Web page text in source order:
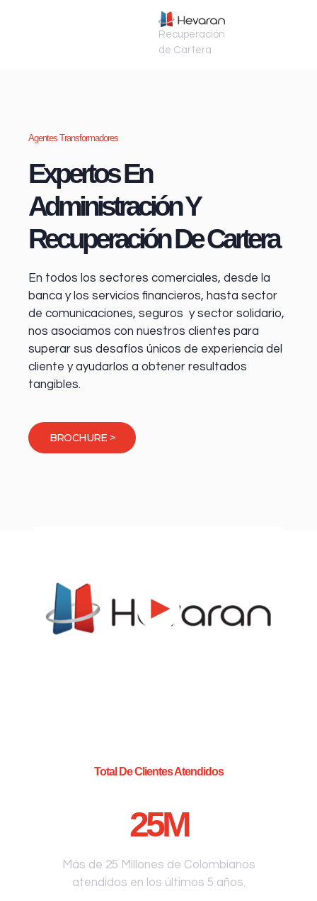
Recuperación
de Cartera
Agentes Transformadores
Expertos En
Administración Y
Recuperación De Cartera
En todos los sectores comerciales, desde la
banca y los servicios financieros, hasta sector
de comunicaciones, seguros y sector solidario,
nos asociamos con nuestros clientes para
superar sus desafíos únicos de experiencia del
cliente y ayudarlos a obtener resultados
tangibles.
BROCHURE >
Total De Clientes Atendidos
25M
Más de 25 Millones de Colombianos
atendidos en los últimos 5 años.